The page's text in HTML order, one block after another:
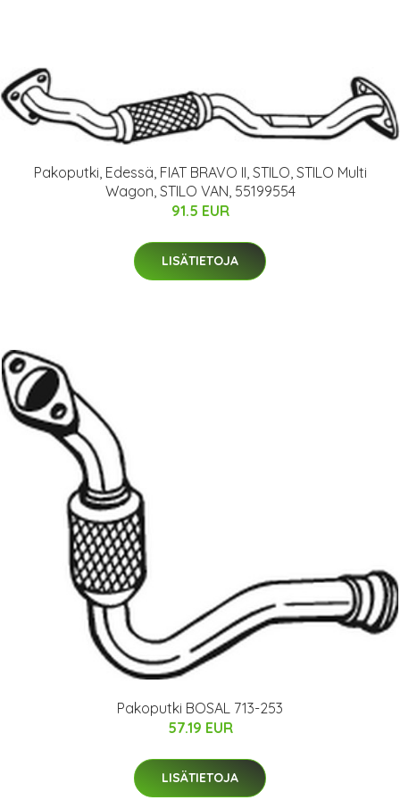
Pakoputki, Edessä, FIAT BRAVO II, STILO, STILO Multi
Wagon, STILO VAN, 55199554
91.5 EUR
LISÄTIETOJA
Pakoputki BOSAL 713-253
57.19 EUR
LISÄTIETOJA